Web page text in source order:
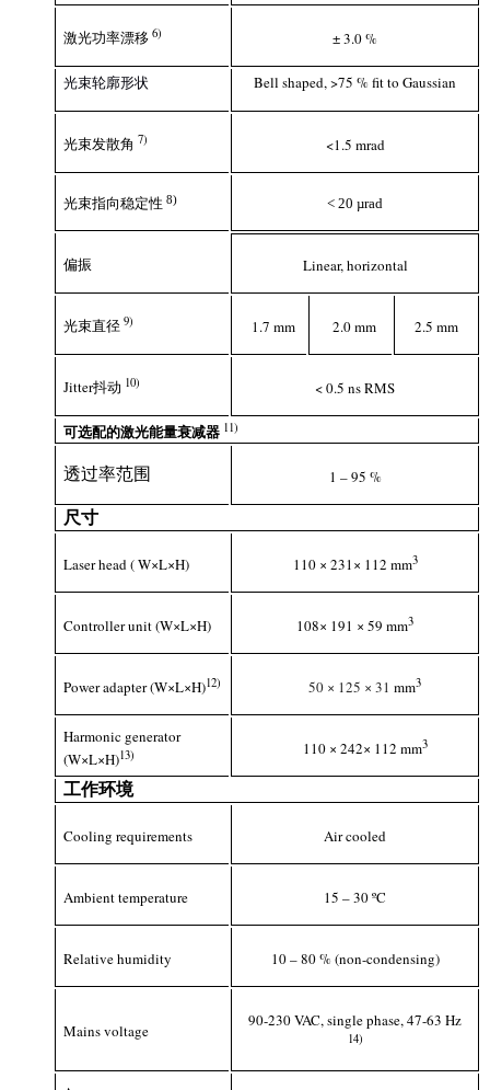
激光功率漂移6) ± 3.0 %
光束轮廓形状 Bell shaped, >75 % fit to Gaussian
光束发散角7) <1.5 mrad
光束指向稳定性8) < 20 µrad
偏振 Linear, horizontal
光束直径9) 1.7 mm 2.0 mm 2.5 mm
Jitter抖动 10) < 0.5 ns RMS
可选配的激光能量衰减器 11)
透过率范围 1 – 95 %
尺寸
Laser head ( W×L×H) 110 × 231× 112 mm3
Controller unit (W×L×H) 108× 191 × 59 mm3
Power adapter (W×L×H)12) 50 × 125 ×31 mm3
Harmonic generator
(W×L×H)13) 110 × 242× 112 mm3
工作环境
Cooling requirements Air cooled
Ambient temperature 15 – 30 ºC
Relative humidity 10 – 80 % (non-condensing)
Mains voltage
90-230 VAC, single phase, 47-63 Hz
14)